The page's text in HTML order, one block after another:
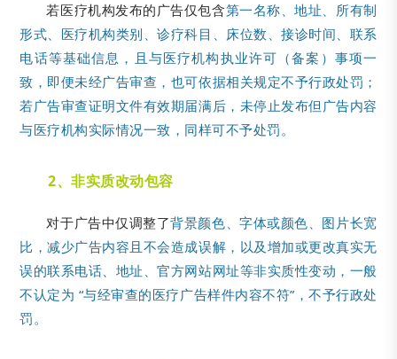
若医疗机构发布的广告仅包含第一名称、地址、所有制
形式、医疗机构类别、诊疗科目、床位数、接诊时间、联系
电话等基础信息，且与医疗机构执业许可（备案）事项一
致，即便未经广告审查，也可依据相关规定不予行政处罚；
若广告审查证明文件有效期届满后，未停止发布但广告内容
与医疗机构实际情况一致，同样可不予处罚。
2、非实质改动包容
对于广告中仅调整了背景颜色、字体或颜色、图片长宽
比，减少广告内容且不会造成误解，以及增加或更改真实无
误的联系电话、地址、官方网站网址等非实质性变动，一般
不认定为 “与经审查的医疗广告样件内容不符”，不予行政处
罚。